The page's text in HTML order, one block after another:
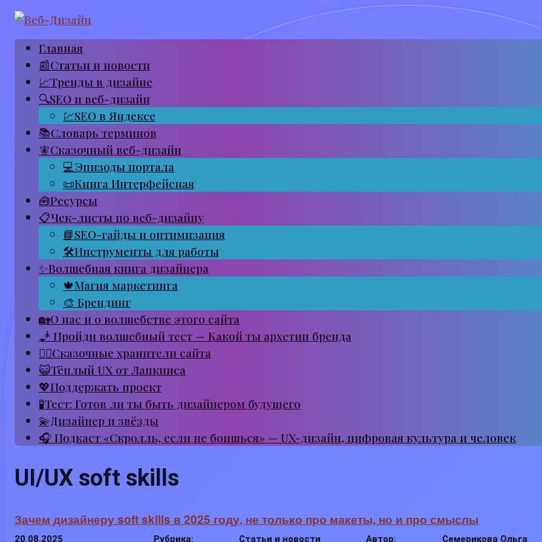
Перейти
контенту
Главная
📰Статьи и новости
📈Тренды в дизайне
🔍SEO и веб-дизайн
💹SEO в Яндексе
📚Словарь терминов
🧚Сказочный веб-дизайн
💻Эпизоды портала
📜Книга Интерфейсная
🧰Ресурсы
📋Чек-листы по веб-дизайну
📘SEO-гайды и оптимизация
🛠Инструменты для работы
✨Волшебная книга дизайнера
🍁Магия маркетинга
🎨 Брендинг
🏡О нас и о волшебстве этого сайта
🧞 Пройди волшебный тест — Какой ты архетип бренда
🧙‍♂️Сказочные хранители сайта
😺Тёплый UX от Лапкинса
💖Поддержать проект
🧪Тест: Готов ли ты быть дизайнером будущего
💫Дизайнер и звёзды
🎧 Подкаст «Скролль, если не боишься» — UX-дизайн, цифровая культура и человек
UI/UX soft skills
Зачем дизайнеру soft skills в 2025 году, не только про макеты, но и про смыслы
20.08.2025 Рубрика: Статьи и новости Автор: Семерикова Ольга